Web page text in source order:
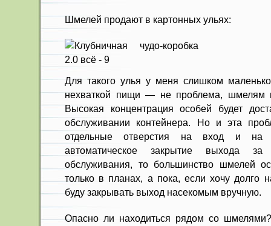
Шмелей продают в картонных ульях:
Для такого улья у меня слишком
нехваткой пищи — не проблема, шмелям
Высокая концентрация особей будет
обслуживании контейнера. Но и эта
отдельные отверстия на вход и на
автоматическое закрытие выхода
обслуживания, то большинство шмелей
только в планах, а пока, если хочу долго
буду закрывать выход насекомым вручную.
Опасно ли находиться рядом со